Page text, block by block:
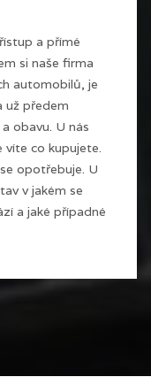
a přímé
si naše firma
automobilů, je
už předem
obavu. U nás
co kupujete.
opotřebuje. U
v jakém se
a jaké případné